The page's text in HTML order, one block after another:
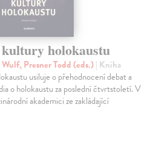
holokaustu
Presner Todd (eds.)| Kniha
usiluje o přehodnocení debat a
o holokaustu za poslední čtvrtstoletí. V
akademici ze zakládající